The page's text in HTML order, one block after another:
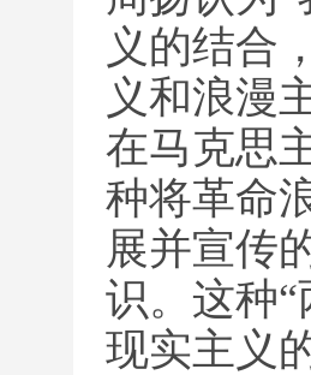
义的结合
义和浪漫
在马克思
种将革命
展并宣传
识。这种
现实主义